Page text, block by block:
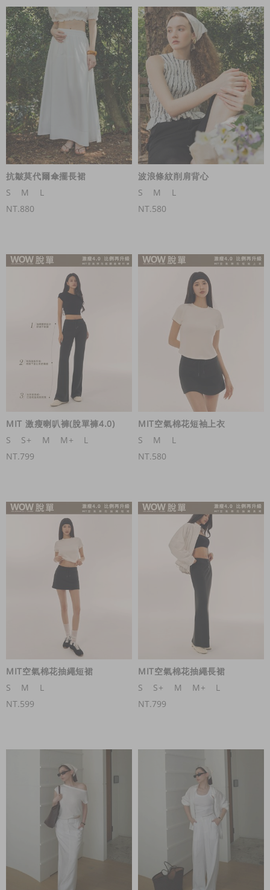
抗皺莫代爾傘擺長裙
S
M
L
NT.880
波浪條紋削肩背心
S
M
L
NT.580
MIT 激瘦喇叭褲(脫單褲4.0)
S
S+ M M+
L
NT.799
MIT空氣棉花短袖上衣
S
M
L
NT.580
MIT空氣棉花抽繩短裙
S
M
L
NT.599
MIT空氣棉花抽繩長裙
S
S+ M M+
L
NT.799